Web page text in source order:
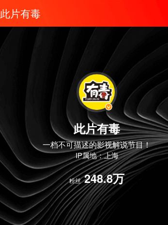
此片有毒
此片有毒
一档不可描述的影视解说节目！
IP属地：上海
粉丝 248.8万